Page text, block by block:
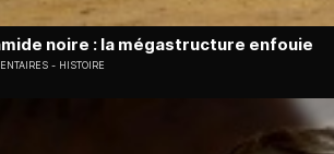
noire : la mégastructure enfouie
HISTOIRE